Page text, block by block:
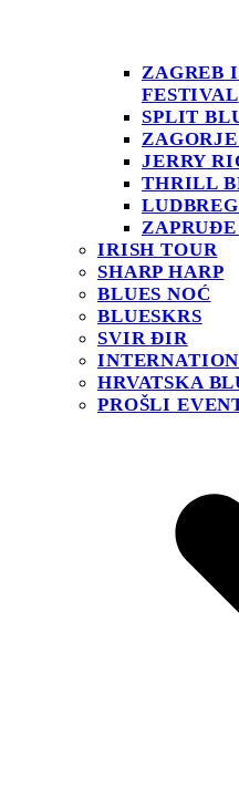
ZAGREB
FESTIVAL
SPLIT
JERRY
THRILL
IRISH TOUR
SHARP HARP
BLUES NOĆ
BLUESKRS
SVIR ĐIR
HRVATSKA
PROŠLI